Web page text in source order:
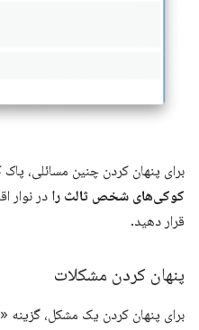
برای پنهان کردن چنین مسائلی، پاک
کوکی‌های شخص ثالث را در نوار
قرار دهید.
پنهان کردن مشکلات
برای پنهان کردن یک مشکل، گزینه «